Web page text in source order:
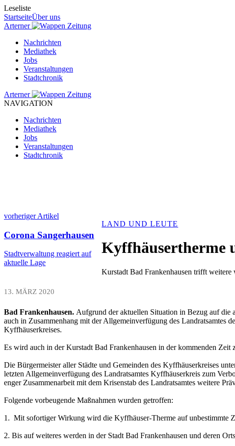
Leseliste
StartseiteÜber uns
Arterner
Zeitung
Nachrichten
Mediathek
Jobs
Veranstaltungen
Stadtchronik
Arterner
Zeitung
NAVIGATION
Nachrichten
Mediathek
Jobs
Veranstaltungen
Stadtchronik
vorheriger Artikel
Corona Sangerhausen
Stadtverwaltung reagiert auf
aktuelle Lage
LAND UND LEUTE
Kyffhäusertherme
Kurstadt Bad Frankenhausen trifft weitere
13. MÄRZ 2020
Bad Frankenhausen. Aufgrund der aktuellen Situation in Bezug auf die
auch in Zusammenhang mit der Allgemeinverfügung des Landratsamtes
Kyffhäuserkreises.
Es wird auch in der Kurstadt Bad Frankenhausen in der kommenden
Die Bürgermeister aller Städte und Gemeinden des Kyffhäuserkreises
letzten Allgemeinverfügung des Landratsamtes Kyffhäuserkreis zum
enger Zusammenarbeit mit dem Krisenstab des Landratsamtes weitere
Folgende vorbeugende Maßnahmen wurden getroffen:
1. Mit sofortiger Wirkung wird die Kyffhäuser-Therme auf unbestimmte
2. Bis auf weiteres werden in der Stadt Bad Frankenhausen und deren